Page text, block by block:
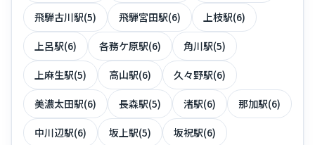
飛騨古川駅(5) 飛騨宮田駅(6) 上枝駅(6)
上呂駅(6) 各務ケ原駅(6) 角川駅(5)
上麻生駅(5) 高山駅(6) 久々野駅(6)
美濃太田駅(6) 長森駅(5) 渚駅(6) 那加駅(6)
中川辺駅(6) 坂上駅(5) 坂祝駅(6)